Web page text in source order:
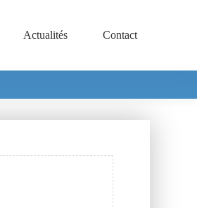
Actualités Contact